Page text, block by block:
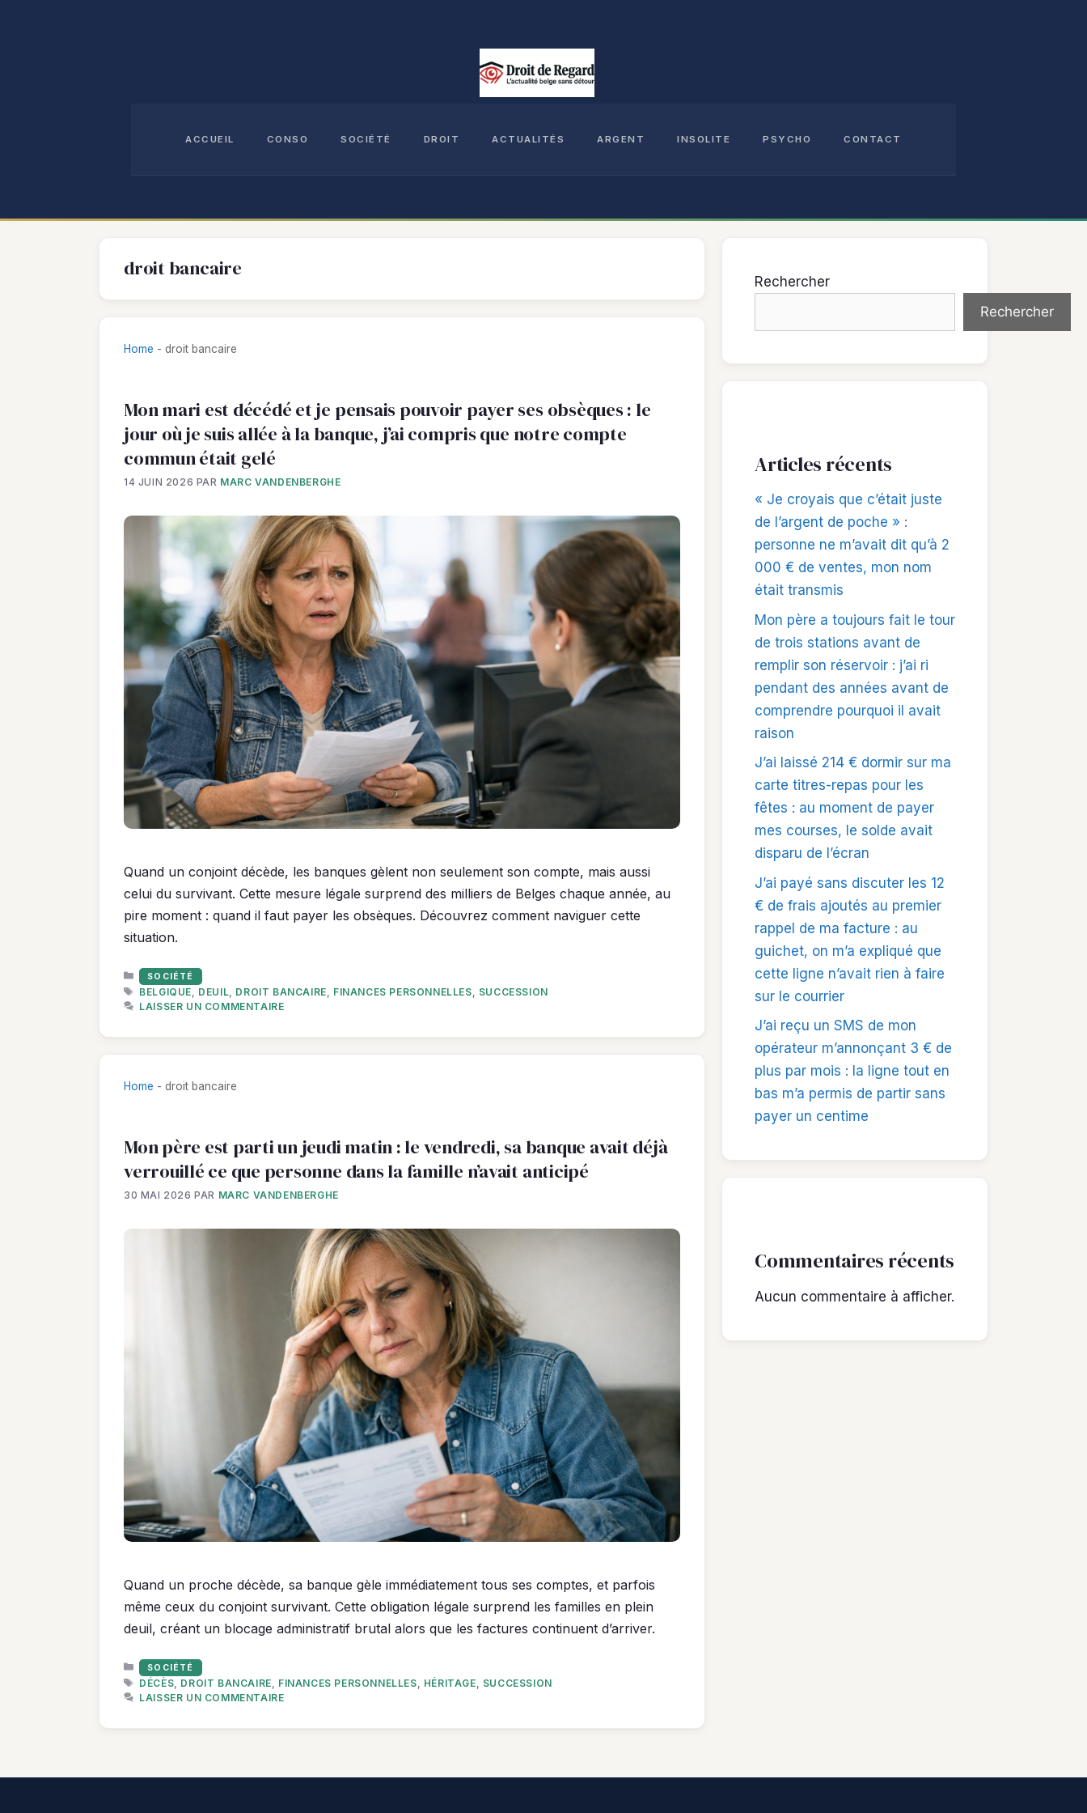
ACCUEIL CONSO SOCIÉTÉ DROIT ACTUALITÉS ARGENT INSOLITE PSYCHO CONTACT
droit bancaire
Home - droit bancaire
Mon mari est décédé et je pensais pouvoir payer ses obsèques : le
jour où je suis allée à la banque, j’ai compris que notre compte
commun était gelé
14 JUIN 2026 PAR MARC VANDENBERGHE
Quand un conjoint décède, les banques gèlent non seulement son compte, mais aussi
celui du survivant. Cette mesure légale surprend des milliers de Belges chaque année, au
pire moment : quand il faut payer les obsèques. Découvrez comment naviguer cette
situation.
CATÉGORIES
SOCIÉTÉ
ÉTIQUETTES
BELGIQUE DEUIL DROIT BANCAIRE FINANCES PERSONNELLES
SUCCESSION
LAISSER UN COMMENTAIRE
Home - droit bancaire
Mon père est parti un jeudi matin : le vendredi, sa banque avait déjà
verrouillé ce que personne dans la famille n’avait anticipé
30 MAI 2026 PAR MARC VANDENBERGHE
Quand un proche décède, sa banque gèle immédiatement tous ses comptes, et parfois
même ceux du conjoint survivant. Cette obligation légale surprend les familles en plein
deuil, créant un blocage administratif brutal alors que les factures continuent d’arriver.
CATÉGORIES
SOCIÉTÉ
ÉTIQUETTES
DÉCÈS DROIT BANCAIRE FINANCES PERSONNELLES HÉRITAGE
SUCCESSION
LAISSER UN COMMENTAIRE
Rechercher
Rechercher
Articles récents
« Je croyais que c’était juste
de l’argent de poche » :
personne ne m’avait dit qu’à 2
000 € de ventes, mon nom
était transmis
Mon père a toujours fait le tour
de trois stations avant de
remplir son réservoir : j’ai ri
pendant des années avant de
comprendre pourquoi il avait
raison
J’ai laissé 214 € dormir sur ma
carte titres-repas pour les
fêtes : au moment de payer
mes courses, le solde avait
disparu de l’écran
J’ai payé sans discuter les 12
€ de frais ajoutés au premier
rappel de ma facture : au
guichet, on m’a expliqué que
cette ligne n’avait rien à faire
sur le courrier
J’ai reçu un SMS de mon
opérateur m’annonçant 3 € de
plus par mois : la ligne tout en
bas m’a permis de partir sans
payer un centime
Commentaires récents
Aucun commentaire à afficher.